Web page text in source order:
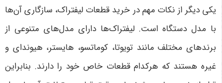
یکی دیگر از نکات مهم در خرید قطعات لیفتراک، سازگاری آن‌ها
با مدل دستگاه است. لیفتراک‌ها دارای مدل‌های متنوعی از
برندهای مختلف مانند تویوتا، کوماتسو، هایستر، هیوندای و
غیره هستند که هرکدام قطعات خاص خود را دارند. بنابراین